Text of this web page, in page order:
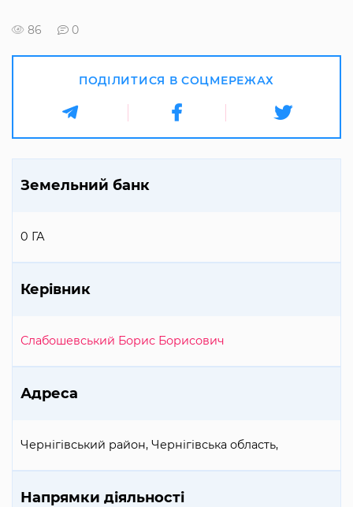
86 0
ПОДІЛИТИСЯ В СОЦМЕРЕЖАХ
Земельний банк
0 ГА
Керівник
Слабошевський Борис Борисович
Адреса
Чернігівський район, Чернігівська область,
Напрямки діяльності